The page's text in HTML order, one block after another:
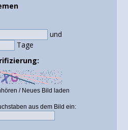
und
Tage
/ Neues Bild laden
aus dem Bild ein: